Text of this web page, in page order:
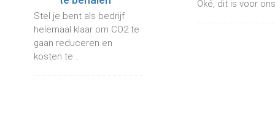
Stel je bent als bedrijf
helemaal klaar om CO2 te
gaan reduceren en
kosten te...
Oké, dit is voor